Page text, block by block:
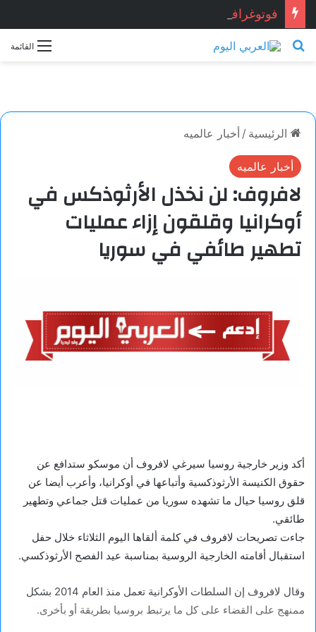
فوتوغرافيا
القائمة بحث عن
الرئيسية / أخبار عالميه
أخبار عالميه
لافروف: لن نخذل الأرثوذكس في
أوكرانيا وقلقون إزاء عمليات
تطهير طائفي في سوريا
أكد وزير خارجية روسيا سيرغي لافروف أن موسكو ستدافع عن
حقوق الكنيسة الأرثوذكسية وأتباعها في أوكرانيا، وأعرب أيضا عن
قلق روسيا حيال ما تشهده سوريا من عمليات قتل جماعي وتطهير
طائقي.
جاءت تصريحات لافروف في كلمة ألقاها اليوم الثلاثاء خلال حفل
استقبال أقامته الخارجية الروسية بمناسبة عيد الفصح الأرثوذكسي.
وقال لافروف إن السلطات الأوكرانية تعمل منذ العام 2014 بشكل
ممنهج على القضاء على كل ما يرتبط بروسيا بطريقة أو بأخرى.